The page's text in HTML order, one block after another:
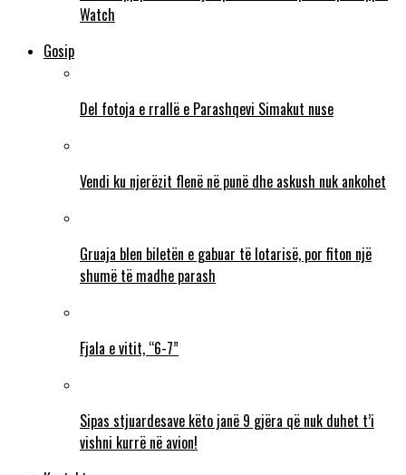
Watch
Gosip
Del fotoja e rrallë e Parashqevi Simakut nuse
Vendi ku njerëzit flenë në punë dhe askush nuk ankohet
Gruaja blen biletën e gabuar të lotarisë, por fiton një
shumë të madhe parash
Fjala e vitit, “6-7”
Sipas stjuardesave këto janë 9 gjëra që nuk duhet t’i
vishni kurrë në avion!